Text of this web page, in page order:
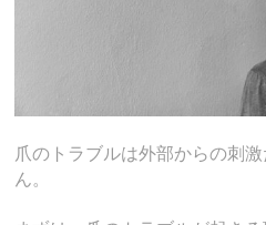
爪のトラブルは外部からの刺
ん。